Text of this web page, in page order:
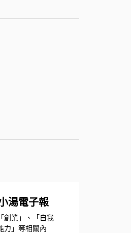
湯電子報
創業」、「自我
力」等相關內